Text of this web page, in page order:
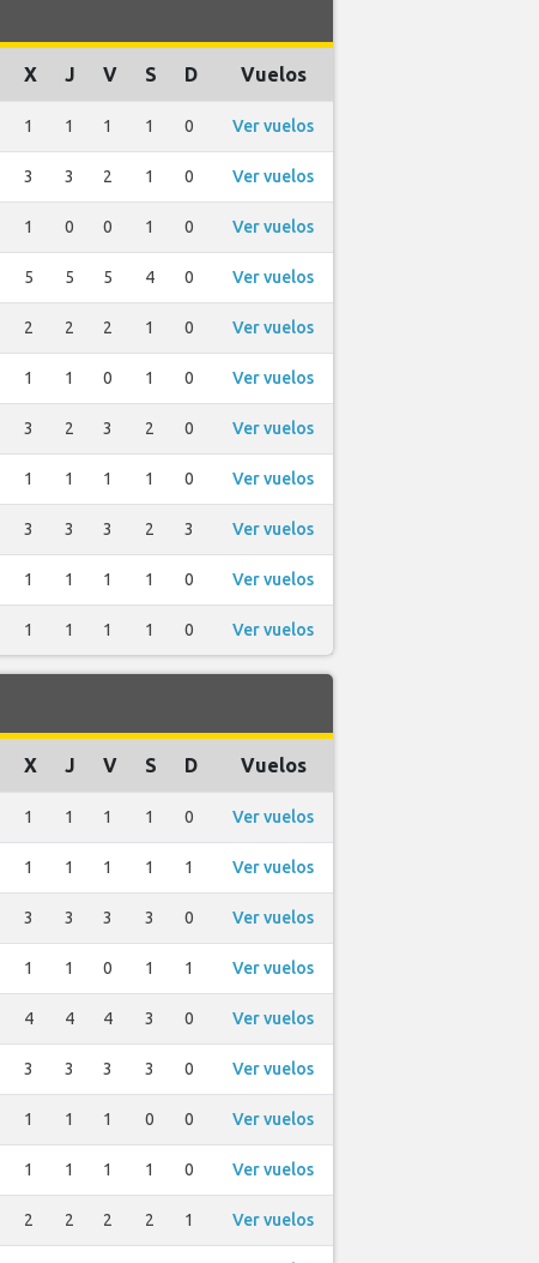
X J V S D Vuelos
1 1 1 1 0 Ver vuelos
3 3 2 1 0 Ver vuelos
1 0 0 1 0 Ver vuelos
5 5 5 4 0 Ver vuelos
2 2 2 1 0 Ver vuelos
1 1 0 1 0 Ver vuelos
3 2 3 2 0 Ver vuelos
1 1 1 1 0 Ver vuelos
3 3 3 2 3 Ver vuelos
1 1 1 1 0 Ver vuelos
1 1 1 1 0 Ver vuelos
X J V S D Vuelos
1 1 1 1 0 Ver vuelos
1 1 1 1 1 Ver vuelos
3 3 3 3 0 Ver vuelos
1 1 0 1 1 Ver vuelos
4 4 4 3 0 Ver vuelos
3 3 3 3 0 Ver vuelos
1 1 1 0 0 Ver vuelos
1 1 1 1 0 Ver vuelos
2 2 2 2 1 Ver vuelos